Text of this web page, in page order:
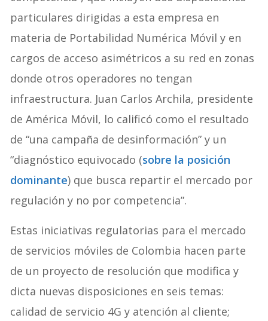
particulares dirigidas a esta empresa en
materia de Portabilidad Numérica Móvil y en
cargos de acceso asimétricos a su red en zonas
donde otros operadores no tengan
infraestructura. Juan Carlos Archila, presidente
de América Móvil, lo calificó como el resultado
de “una campaña de desinformación” y un
“diagnóstico equivocado (sobre la posición
dominante) que busca repartir el mercado por
regulación y no por competencia”.
Estas iniciativas regulatorias para el mercado
de servicios móviles de Colombia hacen parte
de un proyecto de resolución que modifica y
dicta nuevas disposiciones en seis temas:
calidad de servicio 4G y atención al cliente;